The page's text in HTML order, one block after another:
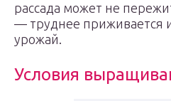
рассада может не
— труднее приживается
урожай.
Условия